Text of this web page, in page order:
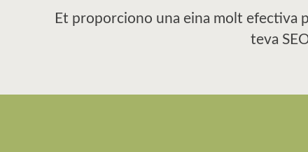
Et proporciono una eina molt efectiva
teva